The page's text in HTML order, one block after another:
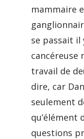
mammaire
se passait il
cancéreuse
travail de
dire, car
seulement
qu’élément
questions